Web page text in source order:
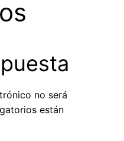
no será
están